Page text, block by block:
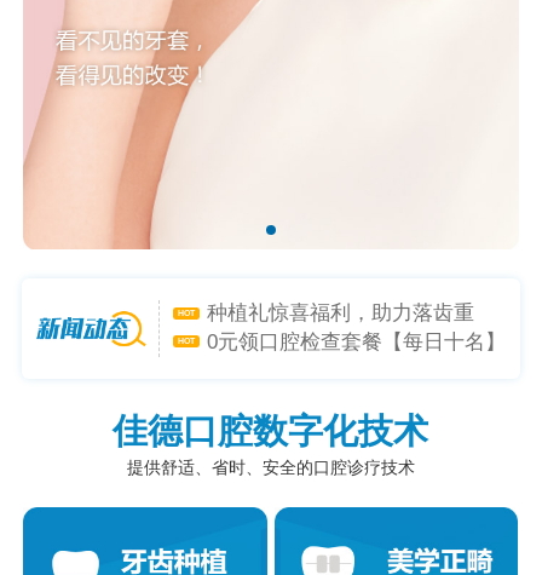
遇！
HOT
种植礼惊喜福利，助力落齿重
生！
HOT 0元领口腔检查套餐【每日十名】
佳德口腔数字化技术
提供舒适、省时、安全的口腔诊疗技术